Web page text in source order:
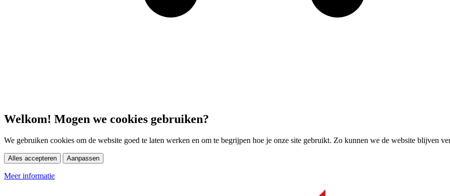
Welkom! Mogen we cookies gebruiken?
We gebruiken cookies om de website goed te laten werken en om te begrijpen hoe je onze site gebruikt. Zo kunnen we de website blijven
Alles accepteren Aanpassen
Meer informatie